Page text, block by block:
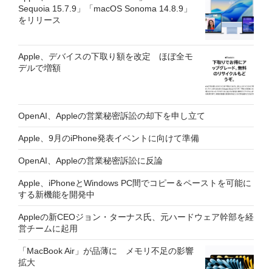
Sequoia 15.7.9」「macOS Sonoma 14.8.9」
をリリース
Apple、デバイスの下取り額を改定 ほぼ全モ
デルで増額
OpenAI、Appleの営業秘密訴訟の却下を申し立て
Apple、9月のiPhone発表イベントに向けて準備
OpenAI、Appleの営業秘密訴訟に反論
Apple、iPhoneとWindows PC間でコピー＆ペーストを可能に
する新機能を開発中
Appleの新CEOジョン・ターナス氏、元ハードウェア幹部を経
営チームに起用
「MacBook Air」が品薄に メモリ不足の影響
拡大